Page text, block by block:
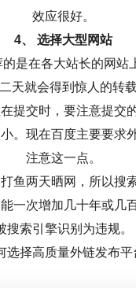
效应很好。
4、 选择大型网站
是在各大站长的网
天就会得到惊人的转
提交时，要注意提交
。现在百度主要要求
注意这一点。
鱼两天晒网，所以搜
一次增加几十年或几
搜索引擎识别为违规。
选择高质量外链发布